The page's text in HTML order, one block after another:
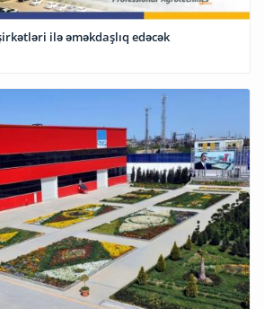
ilə əməkdaşlıq edəcək